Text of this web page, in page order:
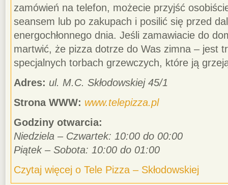
zamówień na telefon, możecie przyjść
seansem lub po zakupach i posilić się przed
energochłonnego dnia. Jeśli zamawiacie do
martwić, że pizza dotrze do Was zimna – jest
specjalnych torbach grzewczych, które ją
Adres: ul. M.C. Skłodowskiej 45/1
Strona WWW: www.telepizza.pl
Godziny otwarcia:
Niedziela – Czwartek: 10:00 do 00:00
Piątek – Sobota: 10:00 do 01:00
Czytaj więcej o Tele Pizza – Skłodowskiej